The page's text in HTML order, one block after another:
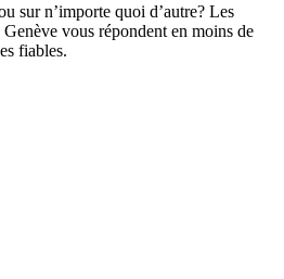
sur n’importe quoi d’autre? Les
vous répondent en moins de
fiables.